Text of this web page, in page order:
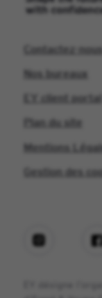
Contactez-nous
Nos bureaux
EY client portal
Plan du site
Mentions
Gestion des